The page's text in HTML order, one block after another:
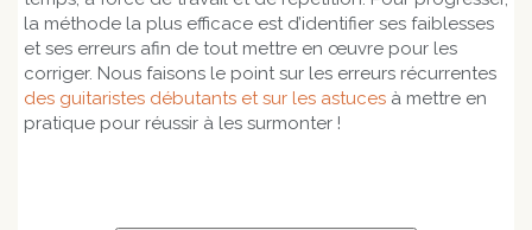
la méthode la plus efficace est d’identifier ses faiblesses
et ses erreurs afin de tout mettre en œuvre pour les
corriger. Nous faisons le point sur les erreurs récurrentes
des guitaristes débutants et sur les astuces à mettre en
pratique pour réussir à les surmonter !